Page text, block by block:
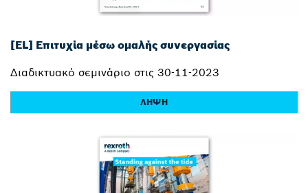
[EL] Επιτυχία μέσω ομαλής συνεργασίας
Διαδικτυακό σεμινάριο στις 30-11-2023
ΛΉΨΗ